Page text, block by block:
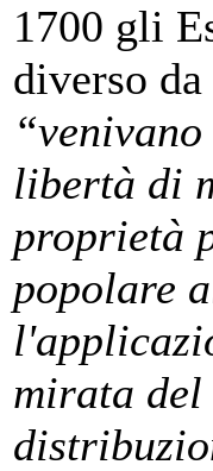
1700 gli
diverso
“
libertà di
proprietà
popolare
mirata